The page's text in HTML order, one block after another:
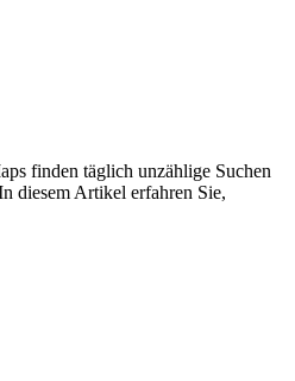
finden täglich unzählige Suchen
diesem Artikel erfahren Sie,